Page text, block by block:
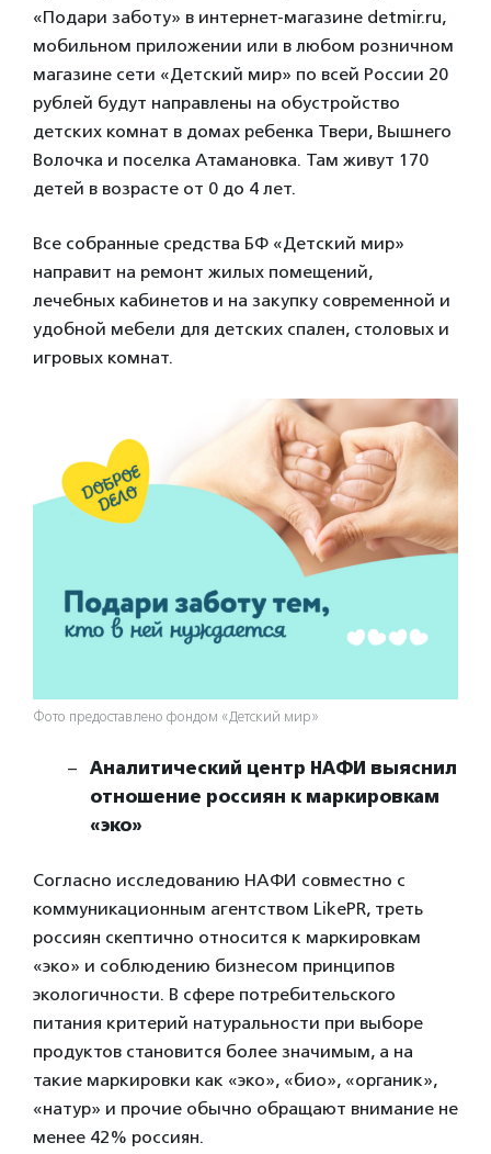
«Подари заботу» в интернет-магазине detmir.ru,
мобильном приложении или в любом розничном
магазине сети «Детский мир» по всей России 20
рублей будут направлены на обустройство
детских комнат в домах ребенка Твери, Вышнего
Волочка и поселка Атамановка. Там живут 170
детей в возрасте от 0 до 4 лет.
Все собранные средства БФ «Детский мир»
направит на ремонт жилых помещений,
лечебных кабинетов и на закупку современной и
удобной мебели для детских спален, столовых и
игровых комнат.
Фото предоставлено фондом «Детский мир»
Аналитический центр НАФИ выяснил
отношение россиян к маркировкам
«эко»
Согласно исследованию НАФИ совместно с
коммуникационным агентством LikePR, треть
россиян скептично относится к маркировкам
«эко» и соблюдению бизнесом принципов
экологичности. В сфере потребительского
питания критерий натуральности при выборе
продуктов становится более значимым, а на
такие маркировки как «эко», «био», «органик»,
«натур» и прочие обычно обращают внимание не
менее 42% россиян.